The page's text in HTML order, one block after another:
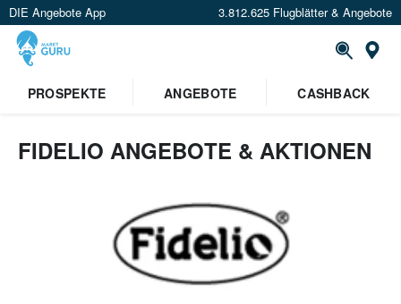
DIE Angebote App 3.812.625 Flugblätter & Angebote
PROSPEKTE
ANGEBOTE CASHBACK
FIDELIO ANGEBOTE & AKTIONEN